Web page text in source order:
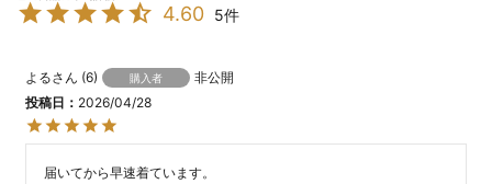
4.60 5
よる 6 購入者
非公開
投稿日
2026/04/28
届いてから早速着ています。